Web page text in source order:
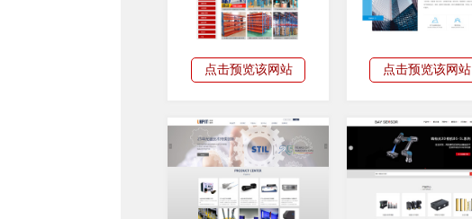
点击预览该网站 点击预览该网站